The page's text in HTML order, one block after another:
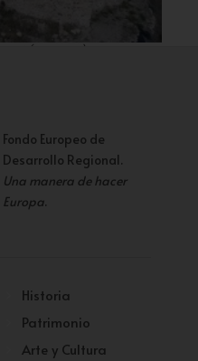
(año 2015)
Fondo Europeo de
Desarrollo Regional.
Una manera de hacer
Europa.
Historia
Patrimonio
Arte y Cultura